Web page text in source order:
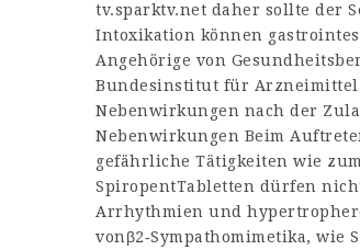
tv.sparktv.net daher sollte der
Intoxikation können
Angehörige von
Bundesinstitut für Arzneimittel
Nebenwirkungen nach der
Nebenwirkungen Beim
gefährliche Tätigkeiten wie
SpiropentTabletten dürfen
Arrhythmien und
vonβ2‑Sympathomimetika,